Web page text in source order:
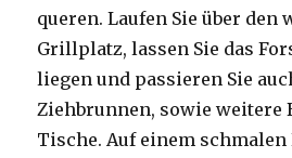
queren. Laufen Sie über den
Grillplatz, lassen Sie das
liegen und passieren Sie
Ziehbrunnen, sowie weitere
Tische. Auf einem schmalen